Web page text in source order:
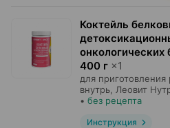
Коктейль
400 г ×1
для
внутрь, Леовит
• без рецепта
Инструкция